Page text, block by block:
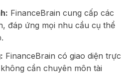
FinanceBrain cung cấp các
đáp ứng mọi nhu cầu cụ thể
FinanceBrain có giao diện trực
cần chuyên môn tài